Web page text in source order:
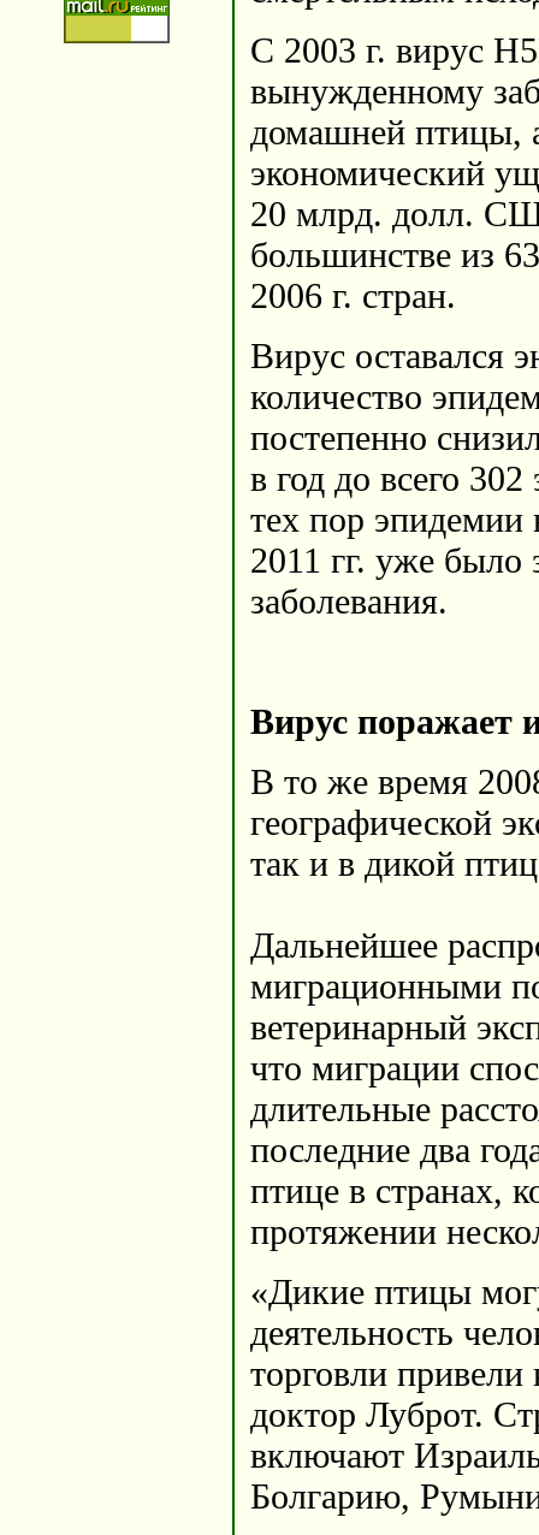
С 2003 г. вирус
вынужденному
домашней птицы,
экономический
20 млрд. долл.
большинстве из
2006 г. стран.
Вирус оставался
количество
постепенно
в год до всего
тех пор эпидемии
2011 гг. уже было
заболевания.
Вирус
В то же время
географической
так и в дикой
Дальнейшее
миграционными
ветеринарный
что миграции
длительные
последние два
птице в странах,
протяжении
«Дикие птицы
деятельность
торговли привели
доктор Луброт.
включают
Болгарию,